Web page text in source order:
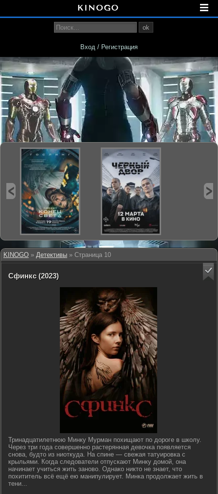
KINOGO » Детективы » Страница 10
Сфинкс (2023)
Тринадцатилетнюю Минку Мурман похищают по дороге в школу.
Через три года совершенно растерянная девочка появляется
снова, будто из ниоткуда. На спине — свежая татуировка с
крыльями. Когда следователи отпускают Минку домой, она
начинает учиться жить заново. Однако никто не знает, что
похититель всё ещё ею манипулирует. Минка продолжает жить в
тени...
ok
Вход / Регистрация